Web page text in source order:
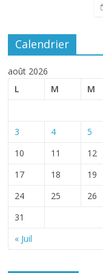
Calendrier
août 2026
L
M M
« Juil
3
4 5
10
11 12
17
18 19
24
25 26
31